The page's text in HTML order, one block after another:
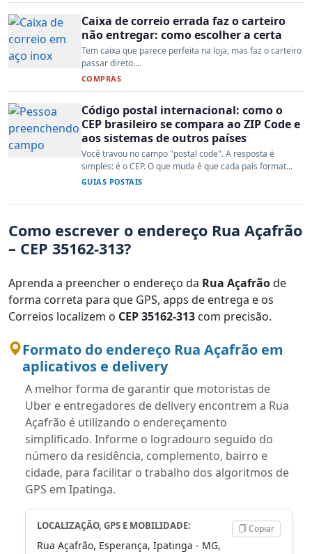
Caixa de correio errada faz o carteiro
não entregar: como escolher a certa
Tem caixa que parece perfeita na loja, mas faz o carteiro
passar direto....
COMPRAS
Código postal internacional: como o
CEP brasileiro se compara ao ZIP Code e
aos sistemas de outros países
Você travou no campo "postal code". A resposta é
simples: é o CEP. O que muda é que cada país format...
GUIAS POSTAIS
Como escrever o endereço Rua Açafrão
– CEP 35162-313?
Aprenda a preencher o endereço da Rua Açafrãode
forma correta para que GPS, apps de entrega e os
Correios localizem o CEP 35162-313 com precisão.
Formato do endereço Rua Açafrão em
aplicativos e delivery
A melhor forma de garantir que motoristas de
Uber e entregadores de delivery encontrem a Rua
Açafrão é utilizando o endereçamento
simplificado. Informe o logradouro seguido do
número da residência, complemento, bairro e
cidade, para facilitar o trabalho dos algoritmos de
GPS em Ipatinga.
LOCALIZAÇÃO, GPS E MOBILIDADE:
Rua Açafrão, Esperança, Ipatinga - MG,
Copiar